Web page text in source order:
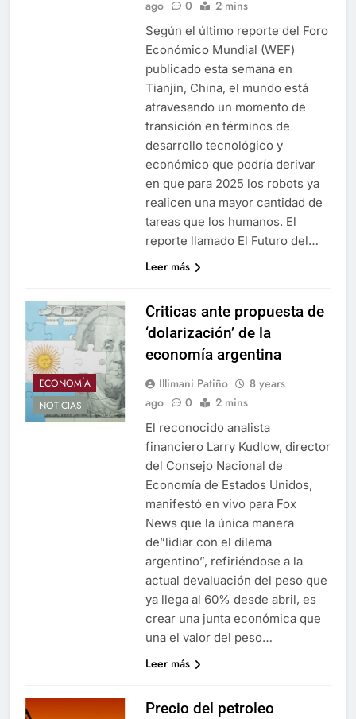
ago
0 2 mins
Según el último reporte del Foro
Económico Mundial (WEF)
publicado esta semana en
Tianjin, China, el mundo está
atravesando un momento de
transición en términos de
desarrollo tecnológico y
económico que podría derivar
en que para 2025 los robots ya
realicen una mayor cantidad de
tareas que los humanos. El
reporte llamado El Futuro del…
Leer más
ECONOMÍA
NOTICIAS
Criticas ante propuesta de
‘dolarización’ de la
economía argentina
Illimani Patiño
8 years
ago
0 2 mins
El reconocido analista
financiero Larry Kudlow, director
del Consejo Nacional de
Economía de Estados Unidos,
manifestó en vivo para Fox
News que la única manera
de”lidiar con el dilema
argentino”, refiriéndose a la
actual devaluación del peso que
ya llega al 60% desde abril, es
crear una junta económica que
una el valor del peso…
Leer más
Precio del petroleo